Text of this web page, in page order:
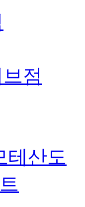
점
테산도